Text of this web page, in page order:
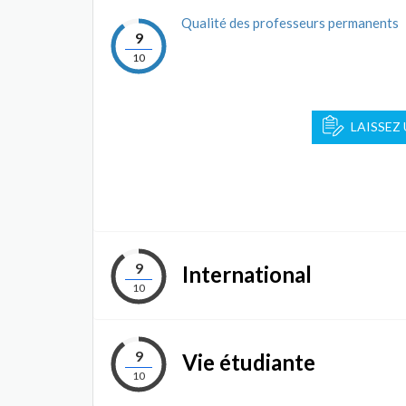
9
10
Qualité des professeurs permanents
LAISSEZ
9
10
International
9
10
Vie étudiante